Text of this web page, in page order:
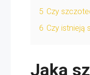
5 Czy
6 Czy istnieją
Jaka